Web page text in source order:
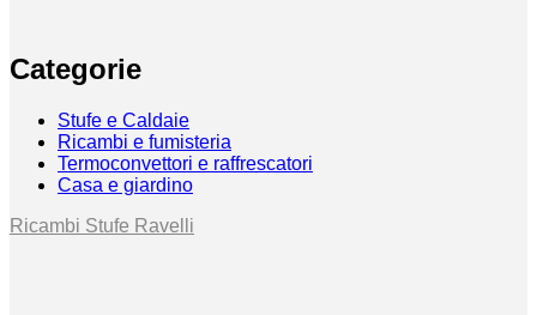
Categorie
Stufe e Caldaie
Ricambi e fumisteria
Termoconvettori e raffrescatori
Casa e giardino
Ricambi Stufe Ravelli